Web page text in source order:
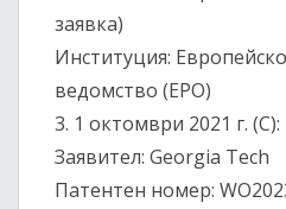
заявка)
Институция:
ведомство (EPO)
3.⁠ ⁠1 октомври 2021 г. (C):
Заявител: Georgia Tech
Патентен номер: